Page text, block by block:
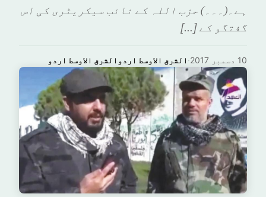
ہے۔(۔۔۔) حزب اللہ کے نائب سیکریٹری کی اس
گفتگو کے […]
الشرق الاوسط اردوالشرق الاوسط اردو · 10 دسمبر 2017